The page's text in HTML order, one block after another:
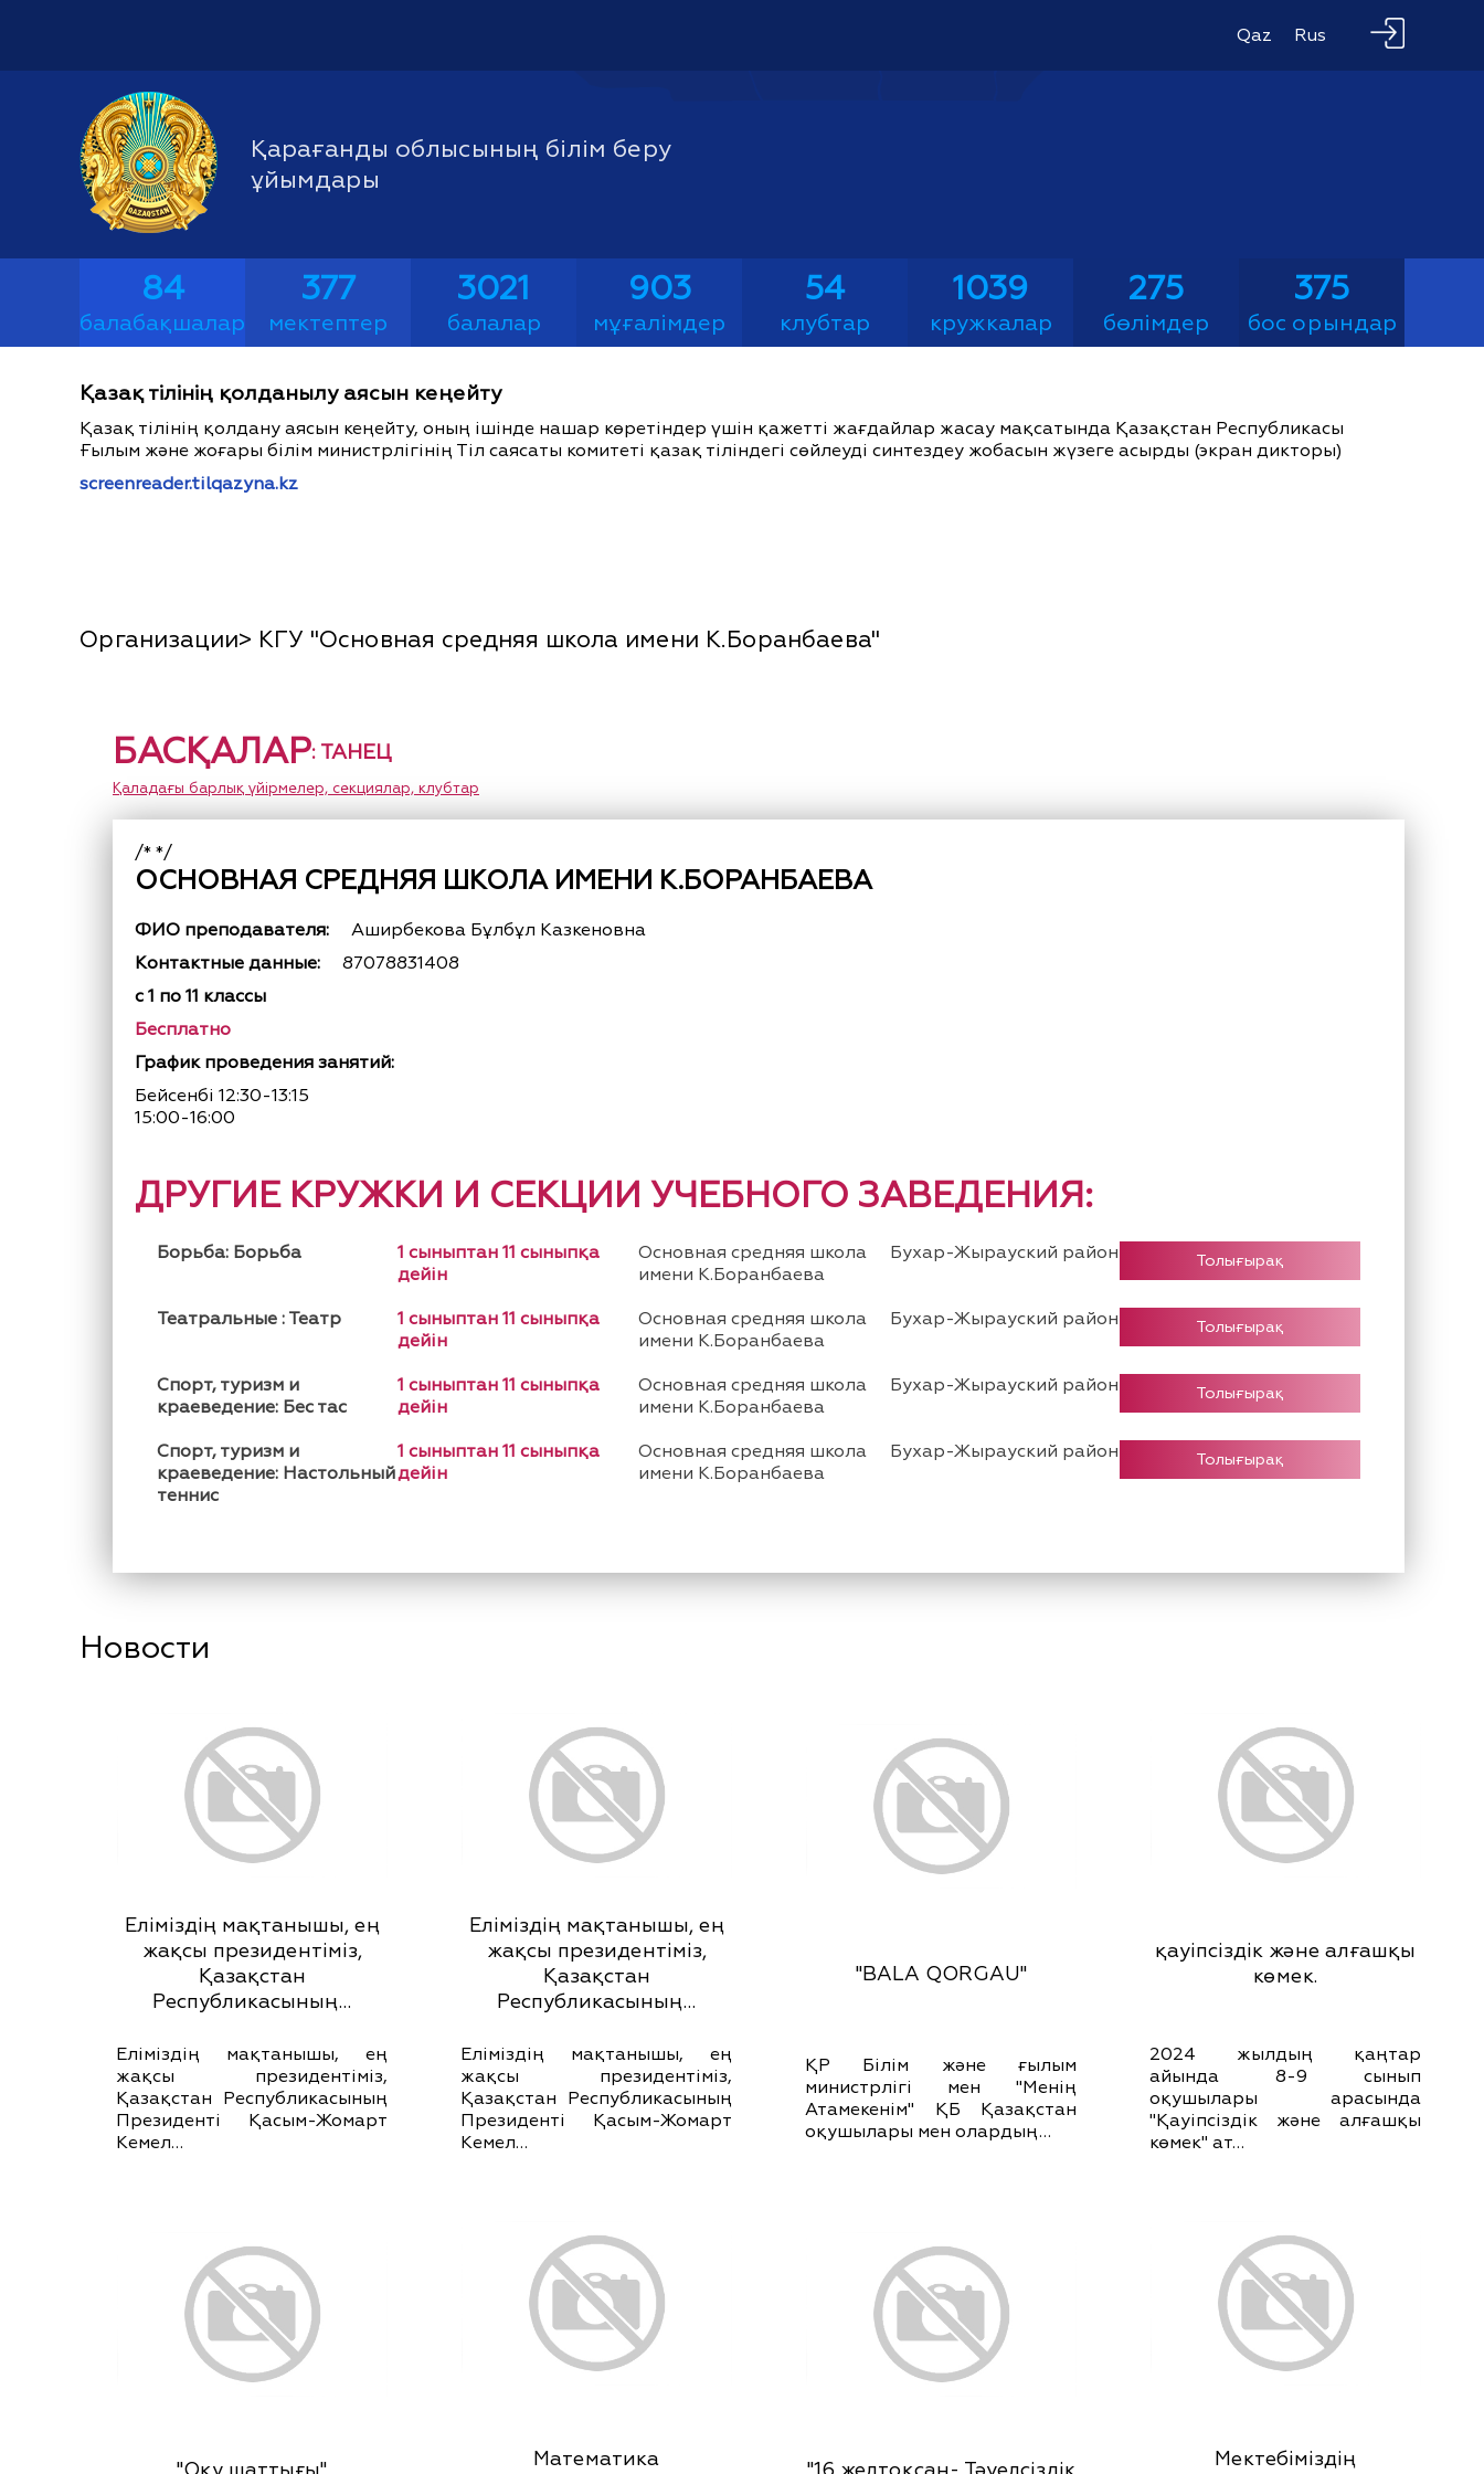
Qaz Rus
Қарағанды облысының білім беру
ұйымдары
84
балабақшалар
377
мектептер
3021
балалар
903
мұғалімдер
54
клубтар
1039
кружкалар
275
бөлімдер
375
бос орындар
Қазақ тілінің қолданылу аясын кеңейту
Қазақ тілінің қолдану аясын кеңейту, оның ішінде нашар көретіндер үшін қажетті жағдайлар жасау мақсатында Қазақстан Республикасы
Ғылым және жоғары білім министрлігінің Тіл саясаты комитеті қазақ тіліндегі сөйлеуді синтездеу жобасын жүзеге асырды (экран дикторы)
screenreader.tilqazyna.kz
Организации> КГУ "Основная средняя школа имени К.Боранбаева"
БАСҚАЛАР: ТАНЕЦ
Қаладағы барлық үйірмелер, секциялар, клубтар
/* */
ОСНОВНАЯ СРЕДНЯЯ ШКОЛА ИМЕНИ К.БОРАНБАЕВА
ФИО преподавателя:
Аширбекова Бұлбұл Казкеновна
Контактные данные:
87078831408
с 1 по 11 классы
Бесплатно
График проведения занятий:
Бейсенбі 12:30-13:15
15:00-16:00
ДРУГИЕ КРУЖКИ И СЕКЦИИ УЧЕБНОГО ЗАВЕДЕНИЯ:
Борьба: Борьба
1 сыныптан 11 сыныпқа
дейін
Основная средняя школа
имени К.Боранбаева
Бухар-Жырауский район Толығырақ
Театральные : Театр
1 сыныптан 11 сыныпқа
дейін
Основная средняя школа
имени К.Боранбаева
Бухар-Жырауский район Толығырақ
Спорт, туризм и
краеведение: Бес тас
1 сыныптан 11 сыныпқа
дейін
Основная средняя школа
имени К.Боранбаева
Бухар-Жырауский район Толығырақ
Спорт, туризм и
краеведение: Настольный
теннис
1 сыныптан 11 сыныпқа
дейін
Основная средняя школа
имени К.Боранбаева
Бухар-Жырауский район Толығырақ
Новости
Еліміздің мақтанышы, ең
жақсы президентіміз,
Қазақстан
Республикасының…
Еліміздің мақтанышы, ең
жақсы президентіміз,
Қазақстан Республикасының
Президенті Қасым-Жомарт
Кемел…
Еліміздің мақтанышы, ең
жақсы президентіміз,
Қазақстан
Республикасының…
Еліміздің мақтанышы, ең
жақсы президентіміз,
Қазақстан Республикасының
Президенті Қасым-Жомарт
Кемел…
"BALA QORGAU"
ҚР Білім және ғылым
министрлігі мен "Менің
Атамекенім" ҚБ Қазақстан
оқушылары мен олардың…
қауіпсіздік және алғашқы
көмек.
2024 жылдың қаңтар
айында 8-9 сынып
оқушылары арасында
"Қауіпсіздік және алғашқы
көмек" ат…
Математика
Мектебіміздің